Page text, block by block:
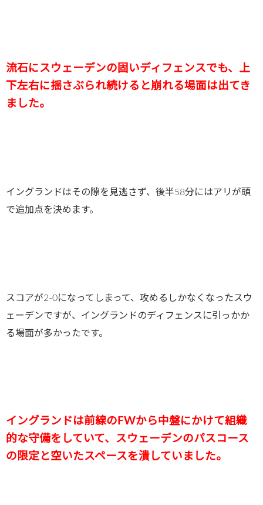
流石にスウェーデンの固いディフェンスでも、上
下左右に揺さぶられ続けると崩れる場面は出てき
ました。
イングランドはその隙を見逃さず、後半58分にはアリが頭
で追加点を決めます。
スコアが2-0になってしまって、攻めるしかなくなったスウ
ェーデンですが、イングランドのディフェンスに引っかか
る場面が多かったです。
イングランドは前線のFWから中盤にかけて組織
的な守備をしていて、スウェーデンのパスコース
の限定と空いたスペースを潰していました。